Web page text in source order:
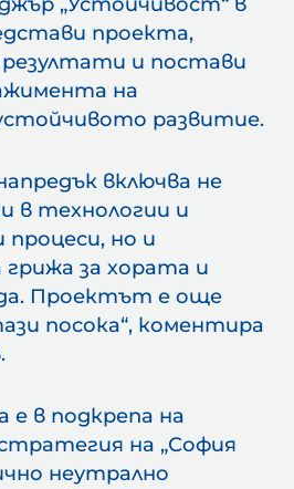
проекта,
и постави
на
развитие.
включва не
в технологии и
процеси, но и
грижа за хората и
Проектът е още
посока“, коментира
е в подкрепа на
на „София
неутрално